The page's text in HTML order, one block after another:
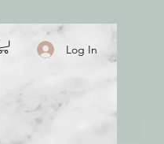
Log In